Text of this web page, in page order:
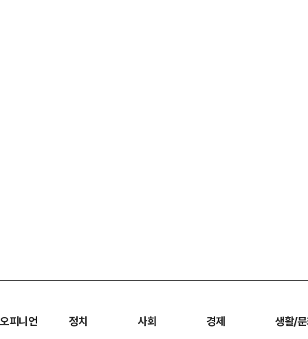
오피니언 정치 사회 경제 생활/